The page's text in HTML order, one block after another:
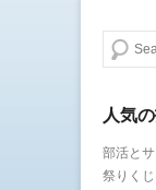
検索する
人気
部活と
祭りく